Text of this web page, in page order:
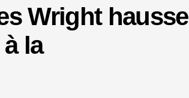
Wright hausse
la